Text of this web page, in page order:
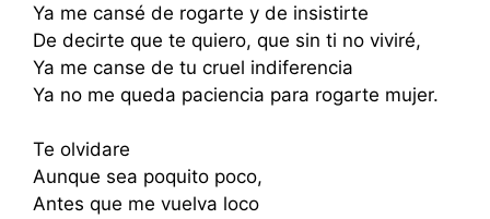
Ya me cansé de rogarte y de insistirte
De decirte que te quiero, que sin ti no viviré,
Ya me canse de tu cruel indiferencia
Ya no me queda paciencia para rogarte mujer.
Te olvidare
Aunque sea poquito poco,
Antes que me vuelva loco